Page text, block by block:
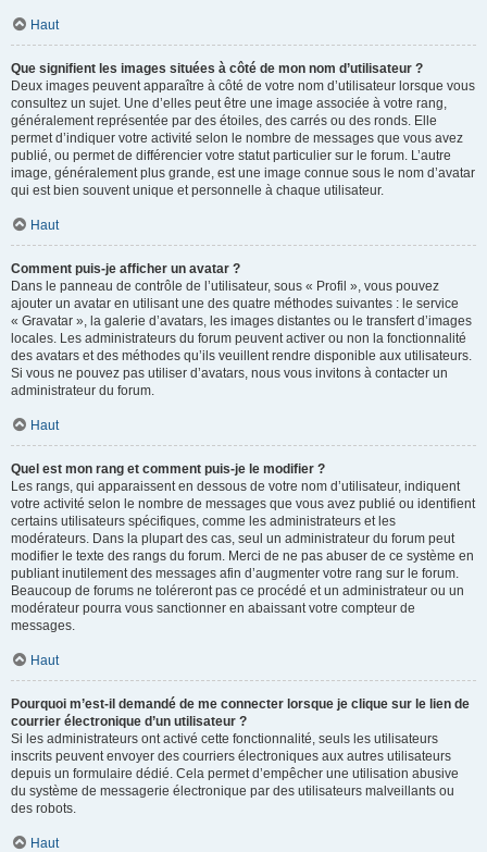
Haut
Que signifient les images situées à côté de mon nom d’utilisateur ?
Deux images peuvent apparaître à côté de votre nom d’utilisateur lorsque vous
consultez un sujet. Une d’elles peut être une image associée à votre rang,
généralement représentée par des étoiles, des carrés ou des ronds. Elle
permet d’indiquer votre activité selon le nombre de messages que vous avez
publié, ou permet de différencier votre statut particulier sur le forum. L’autre
image, généralement plus grande, est une image connue sous le nom d’avatar
qui est bien souvent unique et personnelle à chaque utilisateur.
Haut
Comment puis-je afficher un avatar ?
Dans le panneau de contrôle de l’utilisateur, sous « Profil », vous pouvez
ajouter un avatar en utilisant une des quatre méthodes suivantes : le service
« Gravatar », la galerie d’avatars, les images distantes ou le transfert d’images
locales. Les administrateurs du forum peuvent activer ou non la fonctionnalité
des avatars et des méthodes qu’ils veuillent rendre disponible aux utilisateurs.
Si vous ne pouvez pas utiliser d’avatars, nous vous invitons à contacter un
administrateur du forum.
Haut
Quel est mon rang et comment puis-je le modifier ?
Les rangs, qui apparaissent en dessous de votre nom d’utilisateur, indiquent
votre activité selon le nombre de messages que vous avez publié ou identifient
certains utilisateurs spécifiques, comme les administrateurs et les
modérateurs. Dans la plupart des cas, seul un administrateur du forum peut
modifier le texte des rangs du forum. Merci de ne pas abuser de ce système en
publiant inutilement des messages afin d’augmenter votre rang sur le forum.
Beaucoup de forums ne toléreront pas ce procédé et un administrateur ou un
modérateur pourra vous sanctionner en abaissant votre compteur de
messages.
Haut
Pourquoi m’est-il demandé de me connecter lorsque je clique sur le lien de
courrier électronique d’un utilisateur ?
Si les administrateurs ont activé cette fonctionnalité, seuls les utilisateurs
inscrits peuvent envoyer des courriers électroniques aux autres utilisateurs
depuis un formulaire dédié. Cela permet d’empêcher une utilisation abusive
du système de messagerie électronique par des utilisateurs malveillants ou
des robots.
Haut